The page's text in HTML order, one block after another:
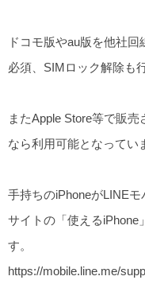
ドコモ版やau版を他社
必須、SIMロック解除も
またApple Store等で販
なら利用可能となってい
手持ちのiPhoneがLINE
サイトの「使えるiPhone
す。
https://mobile.line.me/